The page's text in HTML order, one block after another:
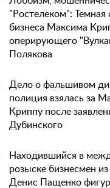
"Ростелеком": Темная
бизнеса Максима
оперирующего
Полякова
Дело о фальшивом
полиция взялась за
Криппу после
Дубинского
Находившийся в
розыске бизнесмен
Денис Пащенко